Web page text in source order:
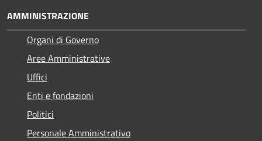
AMMINISTRAZIONE
Organi di Governo
Aree Amministrative
Uffici
Enti e fondazioni
Politici
Personale Amministrativo